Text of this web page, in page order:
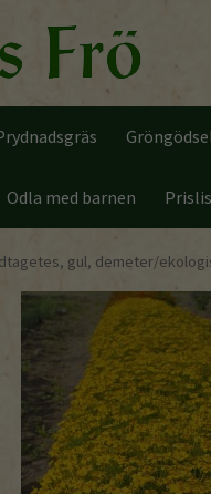
Odla med barnen
gul, demeter/